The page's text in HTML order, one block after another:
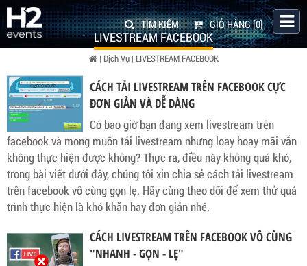
GIỎ HÀNG[0]
TÌM KIẾM
LIVESTREAM FACEBOOK
| Dịch Vụ| LIVESTREAM FACEBOOK
CÁCH TẢI LIVESTREAM TRÊN FACEBOOK CỰC
ĐƠN GIẢN VÀ DỄ DÀNG
Có bao giờ bạn đang xem livestream trên
facebook và mong muốn tải livestream nhưng loay hoay mãi vẫn
không thực hiện được không? Thực ra, điều này không quá khó,
trong bài viết dưới đây, chúng tôi xin chia sẻ cách tải livestream
trên facebook vô cùng gọn lẹ. Hãy cùng theo dõi để xem thử quá
trình thực hiện là khó khăn hay đơn giản nhé.
CÁCH LIVESTREAM TRÊN FACEBOOK VÔ CÙNG
"NHANH - GỌN - LẸ"